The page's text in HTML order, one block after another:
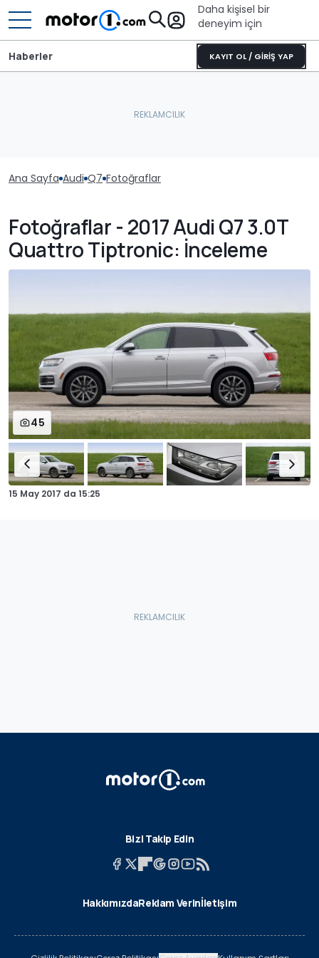
Daha kişisel bir
deneyim için
KAYIT OL / GİRİŞ YAP
Haberler
Ana Sayfa Audi Q7 Fotoğraflar
Fotoğraflar - 2017 Audi Q7 3.0T
Quattro Tiptronic: İnceleme
45
15 May 2017 da 15:25
Bizi Takip Edin
HakkımızdaReklam Verinİletişim